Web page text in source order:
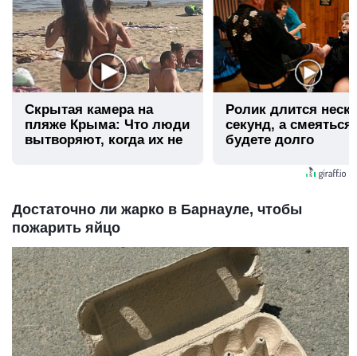
Скрытая камера на
пляже Крыма: Что люди
вытворяют, когда их не
Ролик длится
секунд, а
будете долго
Достаточно ли жарко в Барнауле, чтобы
пожарить яйцо